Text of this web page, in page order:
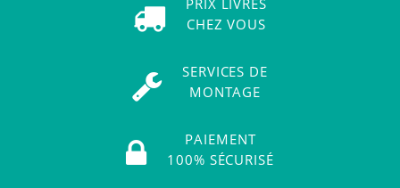
PRIX LIVRÉS
CHEZ VOUS
SERVICES DE
MONTAGE
PAIEMENT
100% SÉCURISÉ